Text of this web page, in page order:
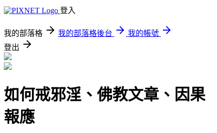
登入
我的部落格 我的部落格後台
我的帳號
登出
如何戒邪淫、佛教文章、因果
報應